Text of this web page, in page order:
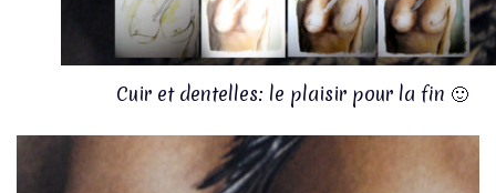
Cuir et dentelles: le plaisir pour la fin 🙂